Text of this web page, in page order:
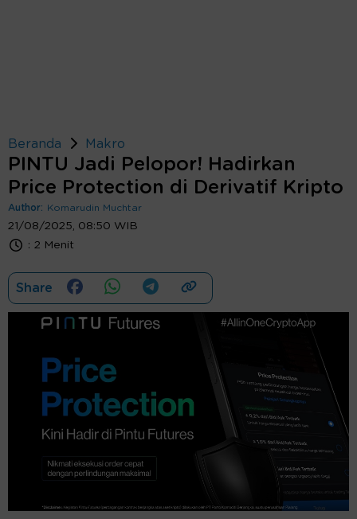
Beranda Makro
PINTU Jadi Pelopor! Hadirkan
Price Protection di Derivatif Kripto
Author: Komarudin Muchtar
21/08/2025, 08:50 WIB
: 2 Menit
Share